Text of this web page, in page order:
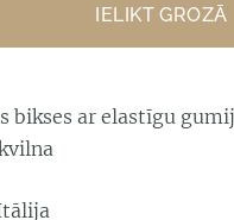
IELIKT GROZĀ
bikses ar elastīgu